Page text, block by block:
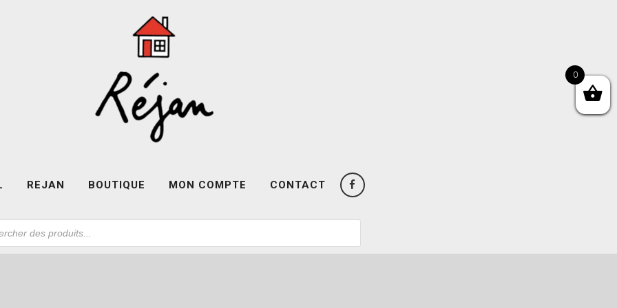
REJAN BOUTIQUE MON COMPTE CONTACT
0